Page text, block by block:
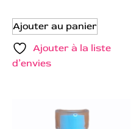
Ajouter au panier
Ajouter à la liste
d’envies